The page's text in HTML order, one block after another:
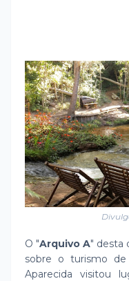
O "Arquivo A" desta
sobre o turismo
Aparecida visitou